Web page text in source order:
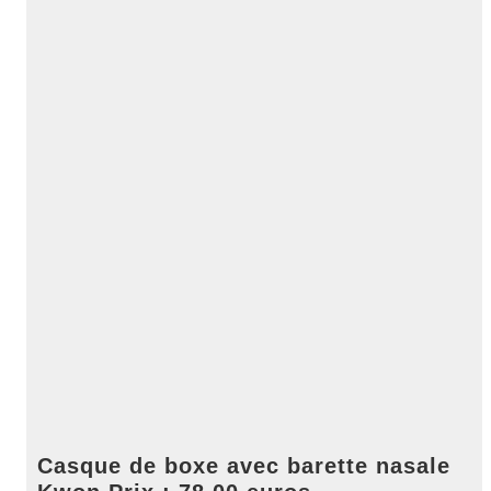
Casque de boxe avec barette nasale